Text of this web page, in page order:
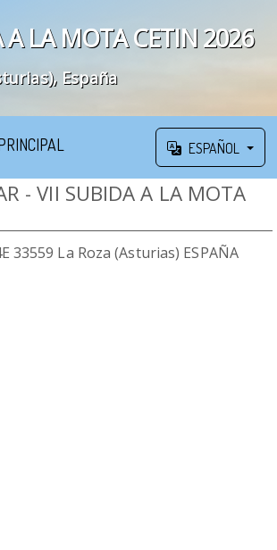
A LA MOTA CETIN 2026
España
ESPAÑOL
- VII SUBIDA A LA MOTA
33559 La Roza (Asturias) ESPAÑA